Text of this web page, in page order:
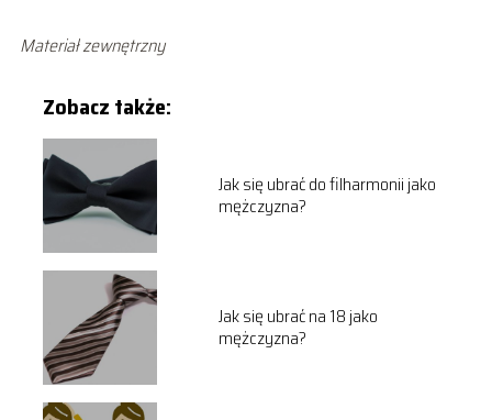
Materiał zewnętrzny
Zobacz także:
Jak się ubrać do filharmonii jako
mężczyzna?
Jak się ubrać na 18 jako
mężczyzna?